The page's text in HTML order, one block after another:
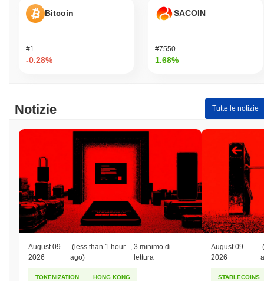
Bitcoin
#1
-0.28%
SACOIN
#7550
1.68%
Notizie Tutte le notizie
August 09
2026
(less than 1 hour
ago)
3 minimo di
lettura
TOKENIZATION HONG KONG
August 09
2026
STABLECOINS